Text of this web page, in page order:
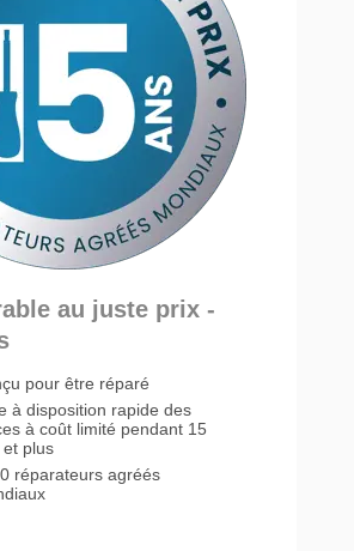
au juste prix -
pour être réparé
à disposition rapide des
à coût limité pendant 15
et plus
réparateurs agréés